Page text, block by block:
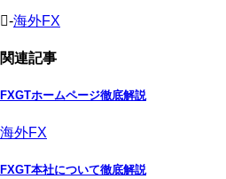
-海外FX
関連記事
FXGTホームページ徹底解説
海外FX
FXGT本社について徹底解説